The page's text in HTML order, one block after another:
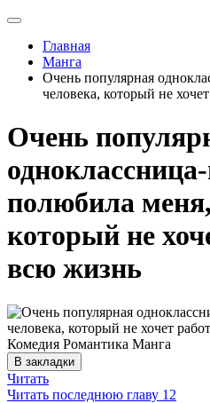
Главная
Манга
Очень популярная
человека, который не
Очень
полюбила
который не
всю жизнь
В закладки
Читать
Читать последнюю главу 12